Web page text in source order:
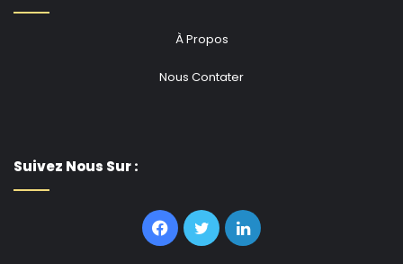
À Propos
Nous Contater
Suivez Nous Sur :
Facebook
TwitterLinkedin